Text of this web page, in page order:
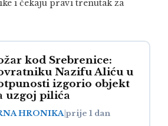
i čekaju pravi trenutak za
kod Srebrenice:
Nazifu Aliću u
izgorio objekt
uzgoj pilića
HRONIKAprije 1 dan